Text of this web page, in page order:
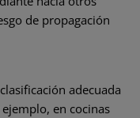
de propagación
adecuada
en cocinas